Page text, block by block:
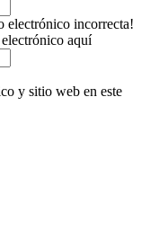
electrónico incorrecta!
aquí
y sitio web en este